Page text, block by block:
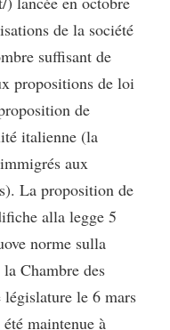
de la société
suffisant de
propositions de loi
de
italienne (la
aux
La proposition de
alla legge 5
norme sulla
Chambre des
le 6 mars
maintenue à